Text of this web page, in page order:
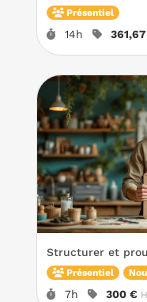
Présentiel
Durée :
14h Prix :
Structurer et
Présentiel
Durée :
7h Prix :
300 €